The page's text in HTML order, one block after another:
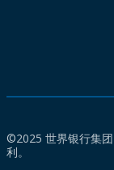
©2025 世界银行集
利。